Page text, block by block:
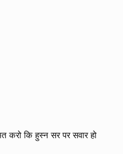
करो कि हुस्न सर पर सवार हो